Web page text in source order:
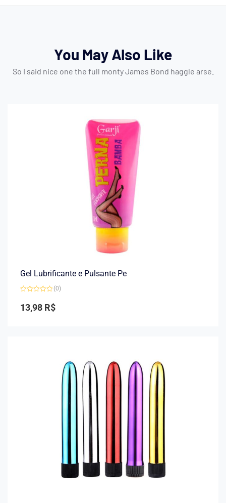
You May Also Like
So I said nice one the full monty James Bond haggle arse.
Gel Lubrificante e Pulsante Pe
0
de
(0)
13,98 R$